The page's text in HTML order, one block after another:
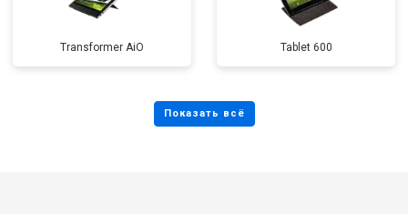
Transformer AiO Tablet 600